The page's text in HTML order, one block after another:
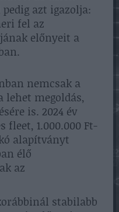
azt igazolja:
fel az
előnyeit a
nemcsak a
megoldás,
is. 2024 év
fleet, 1.000.000 Ft-
alapítványt
élő
az
stabilabb